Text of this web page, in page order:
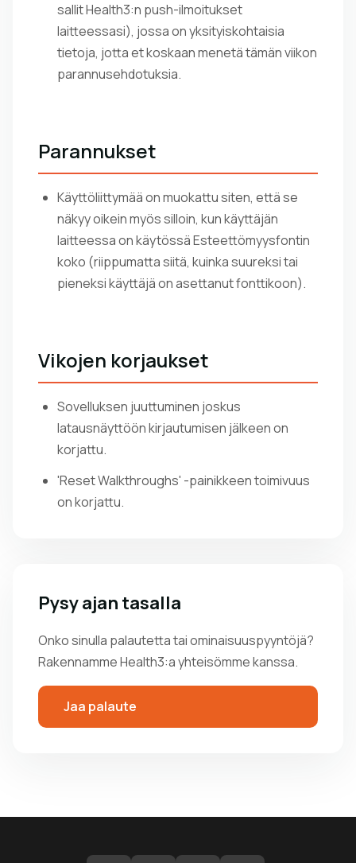
sallit Health3:n push-ilmoitukset
laitteessasi), jossa on yksityiskohtaisia
tietoja, jotta et koskaan menetä tämän viikon
parannusehdotuksia.
Parannukset
Käyttöliittymää on muokattu siten, että se
näkyy oikein myös silloin, kun käyttäjän
laitteessa on käytössä Esteettömyysfontin
koko (riippumatta siitä, kuinka suureksi tai
pieneksi käyttäjä on asettanut fonttikoon).
Vikojen korjaukset
Sovelluksen juuttuminen joskus
latausnäyttöön kirjautumisen jälkeen on
korjattu.
'Reset Walkthroughs' -painikkeen toimivuus
on korjattu.
Pysy ajan tasalla
Onko sinulla palautetta tai ominaisuuspyyntöjä?
Rakennamme Health3:a yhteisömme kanssa.
Jaa palaute